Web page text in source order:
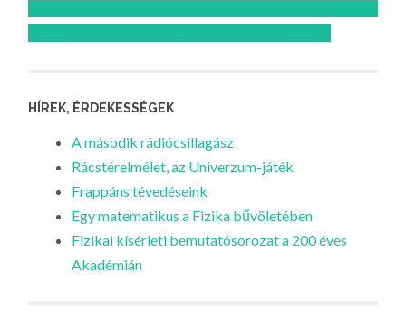
HÍREK, ÉRDEKESSÉGEK
A második rádiócsillagász
Rácstérelmélet, az Univerzum-játék
Frappáns tévedéseink
Egy matematikus a Fizika bűvöletében
Fizikai kísérleti bemutatósorozat a 200 éves
Akadémián